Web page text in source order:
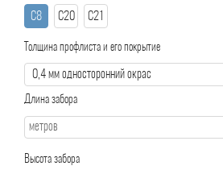
С8 С20 С21
Толщина профлиста и его покрытие
Длина забора
Высота забора